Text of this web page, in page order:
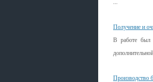
Получение и
В работе был
Производство